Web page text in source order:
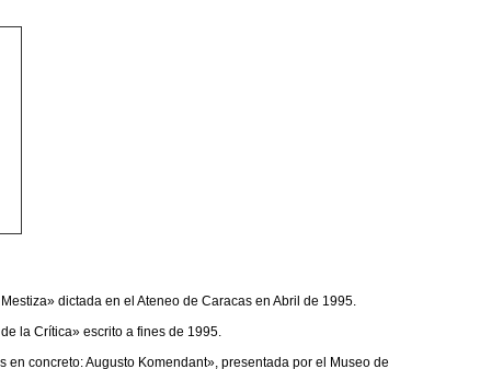
dictada en el Ateneo de Caracas en Abril de 1995.
la Crítica» escrito a fines de 1995.
en concreto: Augusto Komendant», presentada por el Museo de